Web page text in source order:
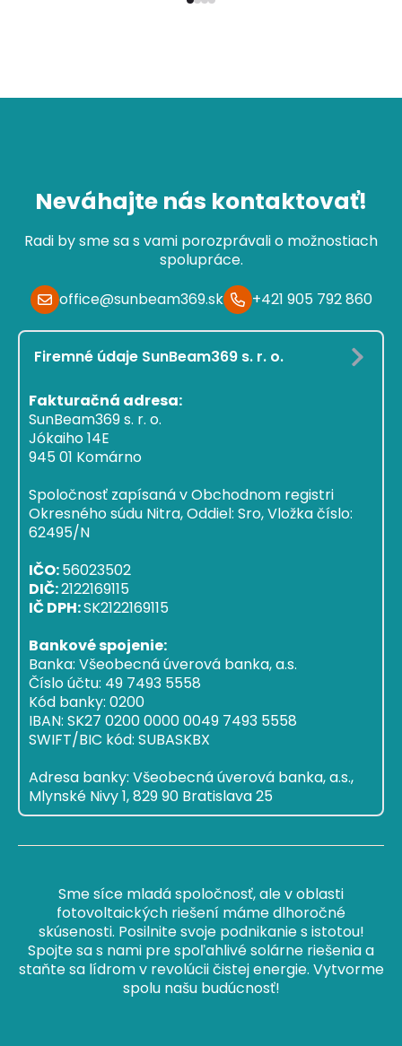
Neváhajte nás kontaktovať!
Radi by sme sa s vami porozprávali o možnostiach
spolupráce.
office@sunbeam369.sk
+421 905 792 860
Firemné údaje SunBeam369 s. r. o.
Fakturačná adresa:
SunBeam369 s. r. o.
Jókaiho 14E
945 01 Komárno
Spoločnosť zapísaná v Obchodnom registri
Okresného súdu Nitra, Oddiel: Sro, Vložka číslo:
62495/N
IČO:56023502
DIČ:2122169115
IČ DPH:SK2122169115
Bankové spojenie:
Banka: Všeobecná úverová banka, a.s.
Číslo účtu: 49 7493 5558
Kód banky: 0200
IBAN: SK27 0200 0000 0049 7493 5558
SWIFT/BIC kód: SUBASKBX
Adresa banky: Všeobecná úverová banka, a.s.,
Mlynské Nivy 1, 829 90 Bratislava 25
Sme síce mladá spoločnosť, ale v oblasti
fotovoltaických riešení máme dlhoročné
skúsenosti. Posilnite svoje podnikanie s istotou!
Spojte sa s nami pre spoľahlivé solárne riešenia a
staňte sa lídrom v revolúcii čistej energie. Vytvorme
spolu našu budúcnosť!